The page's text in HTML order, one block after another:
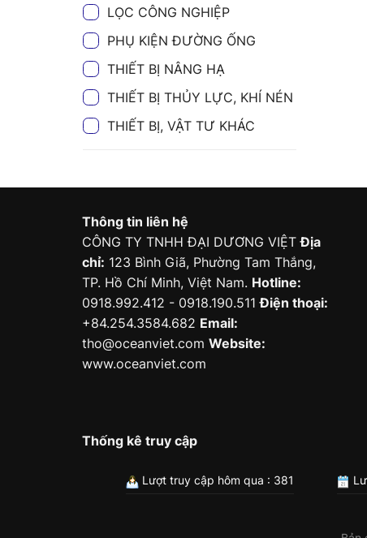
LỌC CÔNG NGHIỆP
PHỤ KIỆN ĐƯỜNG ỐNG
THIẾT BỊ NÂNG HẠ
THIẾT BỊ THỦY LỰC, KHÍ NÉN
THIẾT BỊ, VẬT TƯ KHÁC
Thông tin liên hệ
CÔNG TY TNHH ĐẠI DƯƠNG VIỆTĐịa
chỉ: 123 Bình Giã, Phường Tam Thắng,
TP. Hồ Chí Minh, Việt Nam. Hotline:
0918.992.412 - 0918.190.511Điện thoại:
+84.254.3584.682 Email:
tho@oceanviet.com Website:
www.oceanviet.com
Thống kê truy cập
Lượt truy cập hôm qua : 381